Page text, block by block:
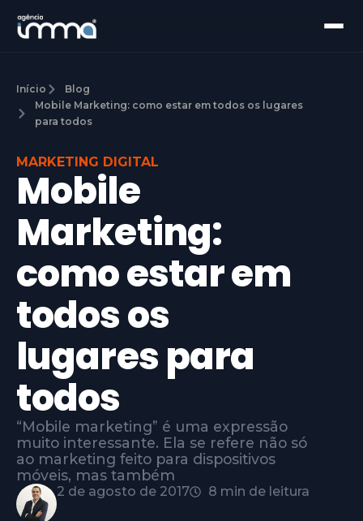
Início
Blog
Mobile Marketing: como estar em todos os lugares
para todos
MARKETING DIGITAL
Mobile
Marketing:
como estar em
todos os
lugares para
todos
“Mobile marketing” é uma expressão
muito interessante. Ela se refere não só
ao marketing feito para dispositivos
móveis, mas também
2 de agosto de 2017 8 min de leitura